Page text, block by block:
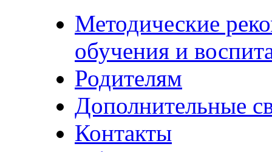
Методические
обучения и
Родителям
Дополнительные
Контакты